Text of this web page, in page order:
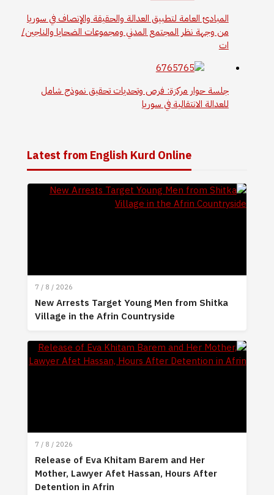
المبادئ العامة لتطبيق العدالة والحقيقة والإنصاف في سوريا
من وجهة نظر المجتمع المدني ومجموعات الضحايا والناجين/
ات
جلسة حوار مركزة: فرص وتحديات تحقيق نموذج شامل
للعدالة الانتقالية في سوريا
Latest from English Kurd Online
7 / 8 / 2026
New Arrests Target Young Men from Shitka
Village in the Afrin Countryside
7 / 8 / 2026
Release of Eva Khitam Barem and Her
Mother, Lawyer Afet Hassan, Hours After
Detention in Afrin